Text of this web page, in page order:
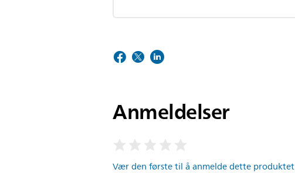
Anmeldelser
Vær den første til å anmelde dette produktet